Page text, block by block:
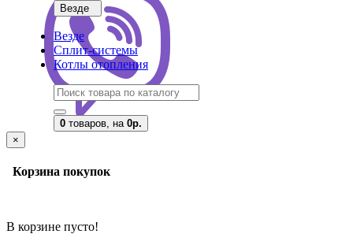
Везде
Везде
Сплит-системы
Котлы отопления
0 товаров, на 0р.
×
Корзина покупок
В корзине пусто!